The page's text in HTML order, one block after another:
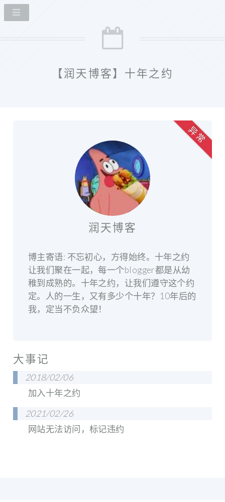
【润天博客】十年之约
润天博客
博主寄语: 不忘初心，方得始终。十年之约
让我们聚在一起，每一个blogger都是从幼
稚到成熟的。十年之约，让我们遵守这个约
定。人的一生，又有多少个十年？10年后的
我，定当不负众望！
异 常
大事记
2018/02/06
加入十年之约
2021/02/26
网站无法访问，标记违约